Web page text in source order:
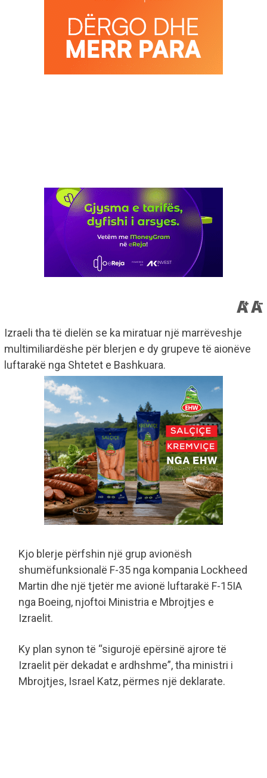
Izraeli tha të dielën se ka miratuar një marrëveshje
multimiliardëshe për blerjen e dy grupeve të aionëve
luftarakë nga Shtetet e Bashkuara.
Kjo blerje përfshin një grup avionësh
shumëfunksionalë F-35 nga kompania Lockheed
Martin dhe një tjetër me avionë luftarakë F-15IA
nga Boeing, njoftoi Ministria e Mbrojtjes e
Izraelit.
Ky plan synon të “sigurojë epërsinë ajrore të
Izraelit për dekadat e ardhshme”, tha ministri i
Mbrojtjes, Israel Katz, përmes një deklarate.